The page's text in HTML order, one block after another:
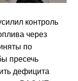
контроль
через
по
пресечь
дефицита